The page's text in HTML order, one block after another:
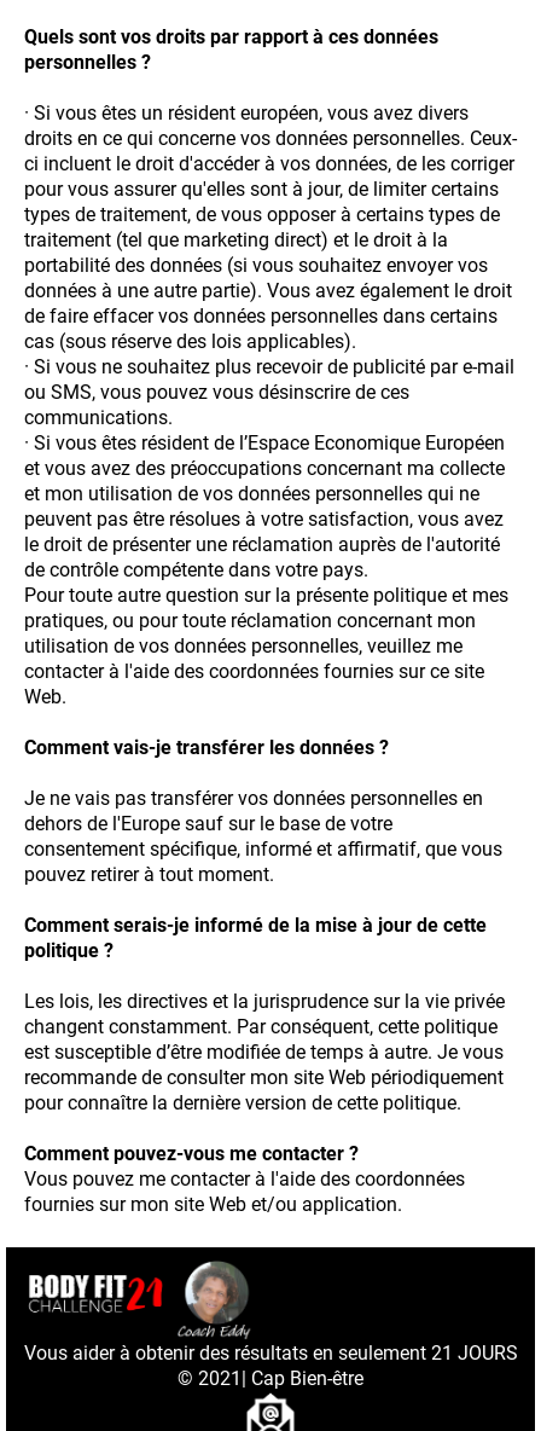
Quels sont vos droits par rapport à ces données
personnelles ?
· Si vous êtes un résident européen, vous avez divers
droits en ce qui concerne vos données personnelles. Ceux-
ci incluent le droit d'accéder à vos données, de les corriger
pour vous assurer qu'elles sont à jour, de limiter certains
types de traitement, de vous opposer à certains types de
traitement (tel que marketing direct) et le droit à la
portabilité des données (si vous souhaitez envoyer vos
données à une autre partie). Vous avez également le droit
de faire effacer vos données personnelles dans certains
cas (sous réserve des lois applicables).
· Si vous ne souhaitez plus recevoir de publicité par e-mail
ou SMS, vous pouvez vous désinscrire de ces
communications.
· Si vous êtes résident de l’Espace Economique Européen
et vous avez des préoccupations concernant ma collecte
et mon utilisation de vos données personnelles qui ne
peuvent pas être résolues à votre satisfaction, vous avez
le droit de présenter une réclamation auprès de l'autorité
de contrôle compétente dans votre pays.
Pour toute autre question sur la présente politique et mes
pratiques, ou pour toute réclamation concernant mon
utilisation de vos données personnelles, veuillez me
contacter à l'aide des coordonnées fournies sur ce site
Web.
Comment vais-je transférer les données ?
Je ne vais pas transférer vos données personnelles en
dehors de l'Europe sauf sur le base de votre
consentement spécifique, informé et affirmatif, que vous
pouvez retirer à tout moment.
Comment serais-je informé de la mise à jour de cette
politique ?
Les lois, les directives et la jurisprudence sur la vie privée
changent constamment. Par conséquent, cette politique
est susceptible d’être modifiée de temps à autre. Je vous
recommande de consulter mon site Web périodiquement
pour connaître la dernière version de cette politique.
Comment pouvez-vous me contacter ?
Vous pouvez me contacter à l'aide des coordonnées
fournies sur mon site Web et/ou application.
Vous aider à obtenir des résultats en seulement 21 JOURS
© 2021| Cap Bien-être